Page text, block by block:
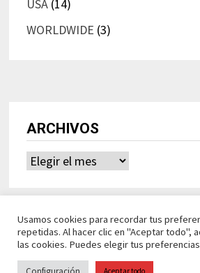
USA(14)
WORLDWIDE (3)
ARCHIVOS
Archivos
Usamos cookies para recordar tus
repetidas. Al hacer clic en "Aceptar todo",
las cookies. Puedes elegir tus
Aceptar todo